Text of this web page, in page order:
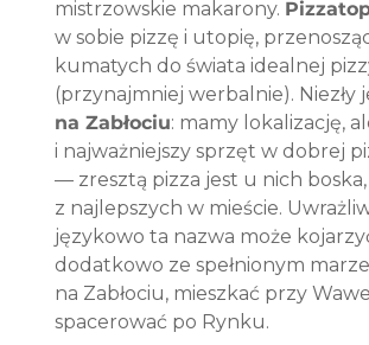
mistrzowskie makarony.
w sobie pizzę i utopię,
kumatych do świata idealnej
(przynajmniej werbalnie). Niezły
na Zabłociu: mamy lokalizację,
i najważniejszy sprzęt w dobrej
— zresztą pizza jest u nich
z najlepszych w mieście.
językowo ta nazwa może
dodatkowo ze spełnionym
na Zabłociu, mieszkać przy
spacerować po Rynku.